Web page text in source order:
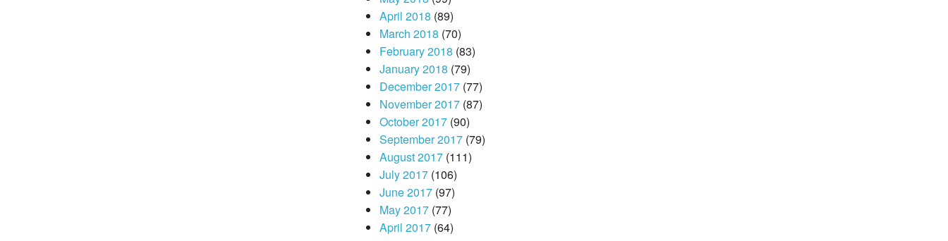
April 2018 (89)
March 2018 (70)
February 2018 (83)
January 2018 (79)
December 2017(77)
November 2017(87)
October 2017(90)
September 2017(79)
August 2017(111)
July 2017(106)
June 2017(97)
May 2017(77)
April 2017(64)